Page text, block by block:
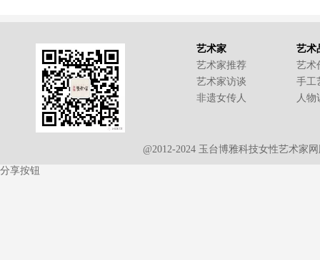
艺术家
艺术家推荐
艺术家访谈
非遗女传人
艺术
艺术
手工
人物
@2012-2024 玉台博雅科技女性艺术家
分享按钮